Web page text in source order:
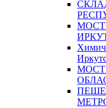
МОСТ
МОСТ